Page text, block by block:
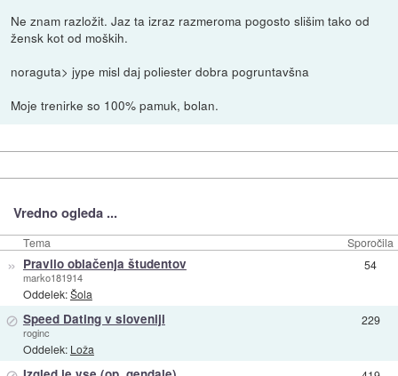
Ne znam razložit. Jaz ta izraz razmeroma pogosto slišim tako od
žensk kot od moških.
noraguta> jype misl daj poliester dobra pogruntavšna
Moje trenirke so 100% pamuk, bolan.
Vredno ogleda ...
Tema Sporočila
» Pravilo oblačenja študentov
marko181914
Oddelek:Šola
54
⊘ Speed Dating v sloveniji
roginc
Oddelek: Loža
229